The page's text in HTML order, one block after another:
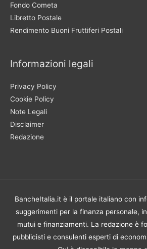
Fondo Cometa
Libretto Postale
Rendimento Buoni Fruttiferi Postali
Informazioni legali
Privacy Policy
Cookie Policy
Note Legali
Disclaimer
Redazione
BancheItalia.it è il portale italiano con
suggerimenti per la finanza personale,
mutui e finanziamenti. La redazione è
pubblicisti e consulenti esperti di